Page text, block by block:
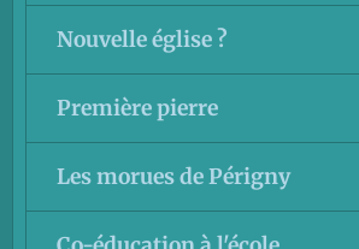
Nouvelle église ?
Première pierre
Les morues de Périgny